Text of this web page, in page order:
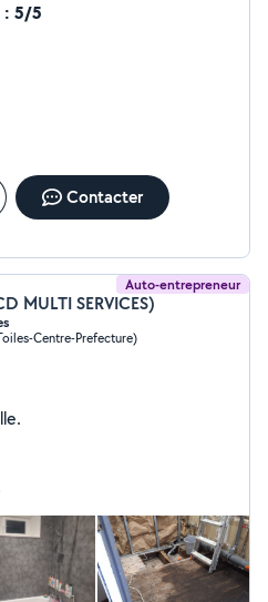
: 5/5
Contacter
Auto-entrepreneur
MULTI SERVICES)
Centre-Prefecture)